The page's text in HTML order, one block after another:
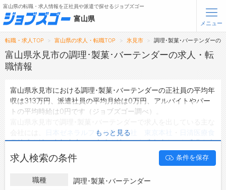
無料会員登録 ログイン
トップ
詳細情報で求人を探す
転職支援サービスについて
転職ノウハウ(応募書類の書き方・面接対策など)
転職・採用コラム
富山県の転職・求人情報を正社員や派遣で探せるジョブズゴー
富山県
メニュー
転職・求人TOP 富山県の求人・転職TOP 氷見市 調理･製菓･バーテンダーの
富山県氷見市の調理･製菓･バーテンダーの求人・転
職情報
富山県氷見市における調理･製菓･バーテンダーの正社員の平均年
収は313万円、派遣社員の平均月給は0万円、アルバイトやパー
トの平均時給は0円です（ジョブズゴー調べ）。
日本ゼネラルフード株式会社 東京本社
品株式会社 中部支店・医療法人社団 友愛病院会 友愛温泉病
院などがあり、未経験や短期等ご希望の条件で絞り込みができま
す。
富山県氷見市の地域密着型の求人サイトであるジョブズゴーでは
富山県氷見市の求人情報を9件取り扱っており、そのうち
もっと見る
求人検索の条件 条件を保存
職種
調理･製菓･バーテンダー